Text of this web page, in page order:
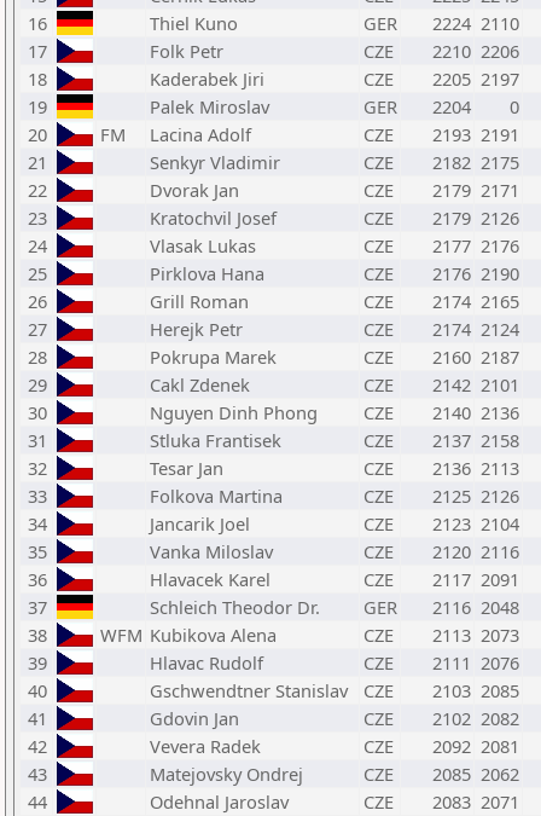
16
Thiel Kuno GER 2224 2110
17
Folk Petr CZE 2210 2206
18
Kaderabek Jiri CZE 2205 2197
19
Palek Miroslav GER 2204
0
20
FM Lacina Adolf CZE 2193 2191
21
Senkyr Vladimir CZE 2182 2175
22
Dvorak Jan CZE 2179 2171
23
Kratochvil Josef CZE 2179 2126
24
Vlasak Lukas CZE 2177 2176
25
Pirklova Hana CZE 2176 2190
26
Grill Roman CZE 2174 2165
27
Herejk Petr CZE 2174 2124
28
Pokrupa Marek CZE 2160 2187
29
Cakl Zdenek CZE 2142 2101
30
Nguyen Dinh Phong CZE 2140 2136
31
Stluka Frantisek CZE 2137 2158
32
Tesar Jan CZE 2136 2113
33
Folkova Martina CZE 2125 2126
34
Jancarik Joel CZE 2123 2104
35
Vanka Miloslav CZE 2120 2116
36
Hlavacek Karel CZE 2117 2091
37
Schleich Theodor Dr. GER 2116 2048
38
WFM Kubikova Alena CZE 2113 2073
39
Hlavac Rudolf CZE 2111 2076
40
Gschwendtner Stanislav CZE 2103 2085
41
Gdovin Jan CZE 2102 2082
42
Vevera Radek CZE 2092 2081
43
Matejovsky Ondrej CZE 2085 2062
44
Odehnal Jaroslav CZE 2083 2071